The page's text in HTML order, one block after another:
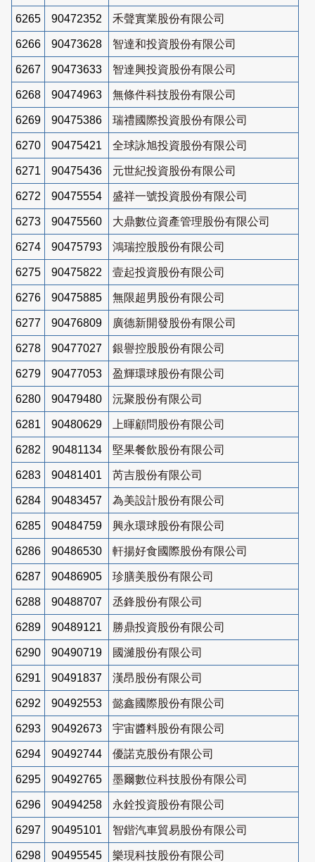
6265 90472352 禾聲實業股份有限公司
6266 90473628 智達和投資股份有限公司
6267 90473633 智達興投資股份有限公司
6268 90474963 無條件科技股份有限公司
6269 90475386 瑞禮國際投資股份有限公司
6270 90475421 全球詠旭投資股份有限公司
6271 90475436 元世紀投資股份有限公司
6272 90475554 盛祥一號投資股份有限公司
6273 90475560 大鼎數位資產管理股份有限公司
6274 90475793 鴻瑞控股股份有限公司
6275 90475822 壹起投資股份有限公司
6276 90475885 無限超男股份有限公司
6277 90476809 廣德新開發股份有限公司
6278 90477027 銀譽控股股份有限公司
6279 90477053 盈輝環球股份有限公司
6280 90479480 沅聚股份有限公司
6281 90480629 上暉顧問股份有限公司
6282 90481134 堅果餐飲股份有限公司
6283 90481401 芮吉股份有限公司
6284 90483457 為美設計股份有限公司
6285 90484759 興永環球股份有限公司
6286 90486530 軒揚好食國際股份有限公司
6287 90486905 珍膳美股份有限公司
6288 90488707 丞鋒股份有限公司
6289 90489121 勝鼎投資股份有限公司
6290 90490719 國濰股份有限公司
6291 90491837 漢昂股份有限公司
6292 90492553 懿鑫國際股份有限公司
6293 90492673 宇宙醬料股份有限公司
6294 90492744 優諾克股份有限公司
6295 90492765 墨爾數位科技股份有限公司
6296 90494258 永銓投資股份有限公司
6297 90495101 智鍇汽車貿易股份有限公司
6298 90495545 樂現科技股份有限公司